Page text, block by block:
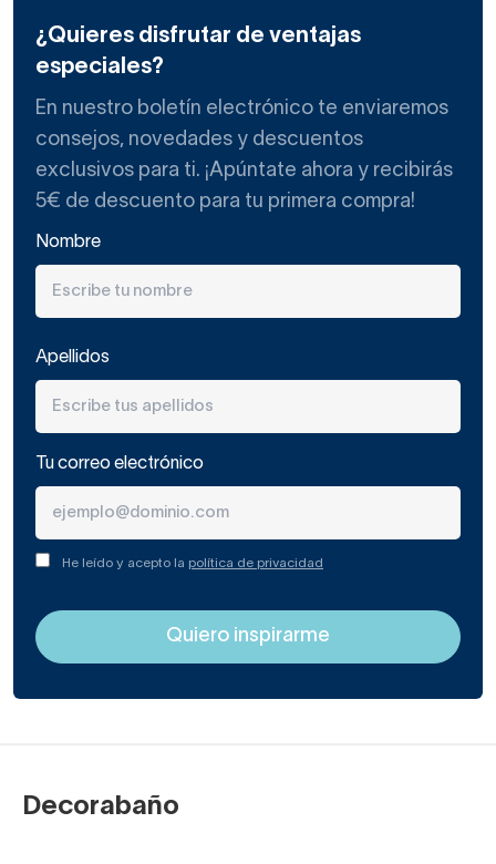
¿Quieres disfrutar de ventajas
especiales?
En nuestro boletín electrónico te enviaremos
consejos, novedades y descuentos
exclusivos para ti. ¡Apúntate ahora y recibirás
5€ de descuento para tu primera compra!
Nombre
Apellidos
Tu correo electrónico
He leído y acepto la política de privacidad
Decorabaño